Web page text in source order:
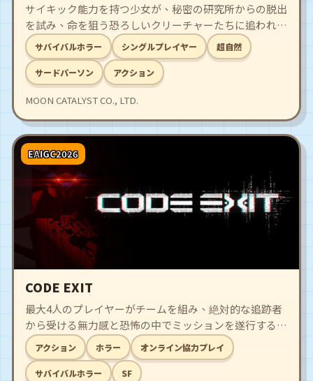
サイキック能力を持つ少女が、秘密の研究所からの脱出
を試み、命を狙う恐ろしいクリーチャーたちに追われる
サードパーソンのサバイバルホラーゲームです。
サバイバルホラー シングルプレイヤー 超自然
サードパーソン アクション
MOON CATALYST CO., LTD.
EAIGC2026
CODE EXIT
最大4人のプレイヤーがチームを組み、絶対的な追跡者
から受ける無力感と恐怖の中でミッションを遂行する協
力型Sci-Fiホラーゲームです。人工知能ミネルヴァの暴
走原因を解明するため、闇に包まれた施設を調査し、与
えられた任務を完遂してそこから脱出してください。
アクション ホラー オンライン協力プレイ
サバイバルホラー SF